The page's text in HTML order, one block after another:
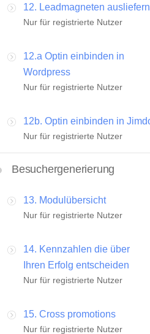
12. Leadmagneten ausliefern
Nur für registrierte Nutzer
12.a Optin einbinden in
Wordpress
Nur für registrierte Nutzer
12b. Optin einbinden in
Nur für registrierte Nutzer
Besuchergenerierung
13. Modulübersicht
Nur für registrierte Nutzer
14. Kennzahlen die über
Ihren Erfolg entscheiden
Nur für registrierte Nutzer
15. Cross promotions
Nur für registrierte Nutzer